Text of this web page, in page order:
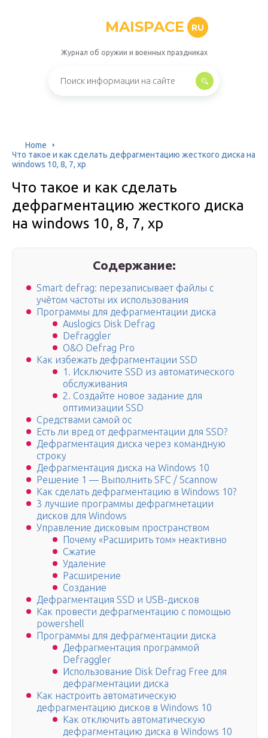
MAISPACE RU
Журнал об оружии и военных праздниках
Home
Что такое и как сделать дефрагментацию жесткого диска на
windows 10, 8, 7, xp
Что такое и как сделать
дефрагментацию жесткого диска
на windows 10, 8, 7, xp
Содержание:
Smart defrag: перезаписывает файлы с
учётом частоты их использования
Программы для дефрагментации диска
Auslogics Disk Defrag
Defraggler
O&O Defrag Pro
Как избежать дефрагментации SSD
1. Исключите SSD из автоматического
обслуживания
2. Создайте новое задание для
оптимизации SSD
Средствами самой ос
Есть ли вред от дефрагментации для SSD?
Дефрагментация диска через командную
строку
Дефрагментация диска на Windows 10
Решение 1 — Выполнить SFC / Scannow
Как сделать дефрагментацию в Windows 10?
3 лучшие программы дефрагмнетации
дисков для Windows
Управление дисковым пространством
Почему «Расширить том» неактивно
Сжатие
Удаление
Расширение
Создание
Дефрагментация SSD и USB-дисков
Как провести дефрагментацию c помощью
powershell
Программы для дефрагментации диска
Дефрагментация программой
Defraggler
Использование Disk Defrag Free для
дефрагментации диска
Как настроить автоматическую
дефрагментацию дисков в Windows 10
Как отключить автоматическую
дефрагментацию диска в Windows 10